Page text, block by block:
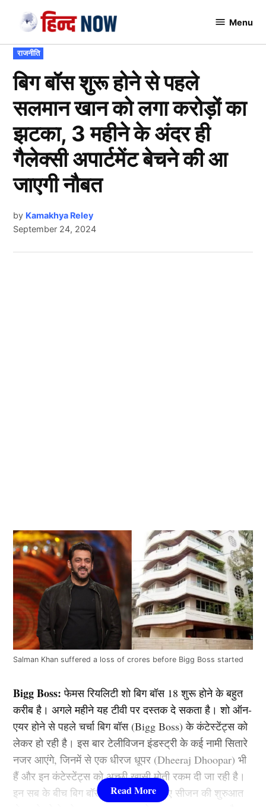
content
Menu
POSTED
IN
राजनीति
बिग बॉस शुरू होने से पहले
सलमान खान को लगा करोड़ों का
झटका, 3 महीने के अंदर ही
गैलेक्सी अपार्टमेंट बेचने की आ
जाएगी नौबत
by Kamakhya Reley
September 24, 2024
Salman Khan suffered a loss of crores before Bigg Boss started
Bigg Boss: फेमस रियलिटी शो बिग बॉस 18 शुरू होने के बहुत
करीब है। अगले महीने यह टीवी पर दस्तक दे सकता है। शो ऑन-
एयर होने से पहले चर्चा बिग बॉस (Bigg Boss) के कंटेस्टेंट्स को
लेकर हो रही है। इस बार टेलीविजन इंडस्ट्री के कई नामी सितारे
नजर आएंगे, जिनमें से एक धीरज धूपर (Dheeraj Dhoopar) भी
हैं और इन कंटेस्टेंट्स को अच्छी खासी मोती रकम दी जा रही है।
इन सब के बीच बिग बॉस (बिग Boss) के नए सीजन की शुरुआत